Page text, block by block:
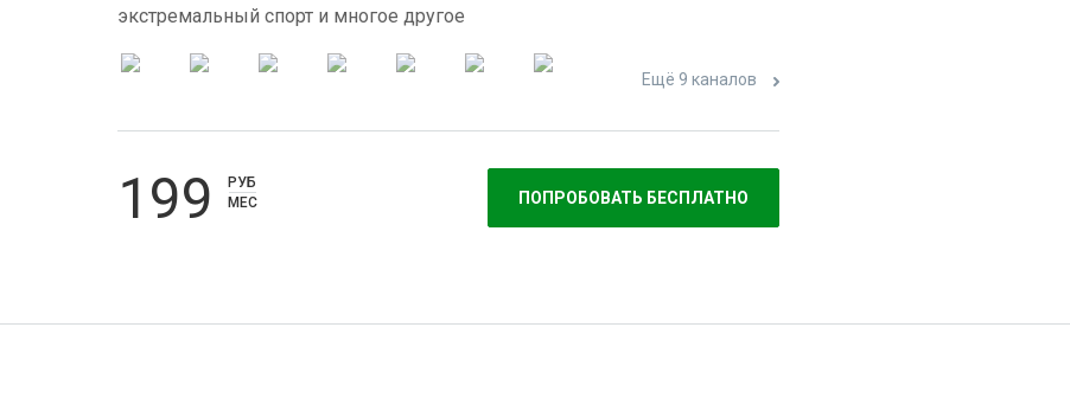
экстремальный спорт и многое другое
Ещё 9 каналов
199
РУБ
МЕС
ПОПРОБОВАТЬ БЕСПЛАТНО